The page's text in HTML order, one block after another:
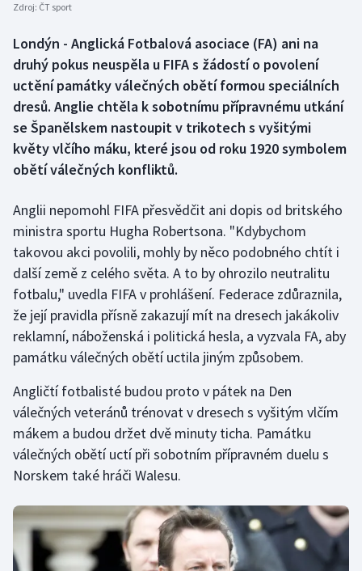
Biatlon
Boby a skeleton
Box
Curling
Dostihy
Florbal
Futsal
Golf
Gymnastika
Házená
Jezdectví
Judo
Krasobruslení
Lezení
Lyže a snowboard
Aplikace ČT sport
AZ kvíz
Zdroj: ČT sport
Londýn - Anglická Fotbalová asociace (FA) ani na
druhý pokus neuspěla u FIFA s žádostí o povolení
uctění památky válečných obětí formou speciálních
dresů. Anglie chtěla k sobotnímu přípravnému utkání
se Španělskem nastoupit v trikotech s vyšitými
květy vlčího máku, které jsou od roku 1920 symbolem
obětí válečných konfliktů.
Anglii nepomohl FIFA přesvědčit ani dopis od britského
ministra sportu Hugha Robertsona. "Kdybychom
takovou akci povolili, mohly by něco podobného chtít i
další země z celého světa. A to by ohrozilo neutralitu
fotbalu," uvedla FIFA v prohlášení. Federace zdůraznila,
že její pravidla přísně zakazují mít na dresech jakákoliv
reklamní, náboženská i politická hesla, a vyzvala FA, aby
památku válečných obětí uctila jiným způsobem.
Angličtí fotbalisté budou proto v pátek na Den
válečných veteránů trénovat v dresech s vyšitým vlčím
mákem a budou držet dvě minuty ticha. Památku
válečných obětí uctí při sobotním přípravném duelu s
Norskem také hráči Walesu.